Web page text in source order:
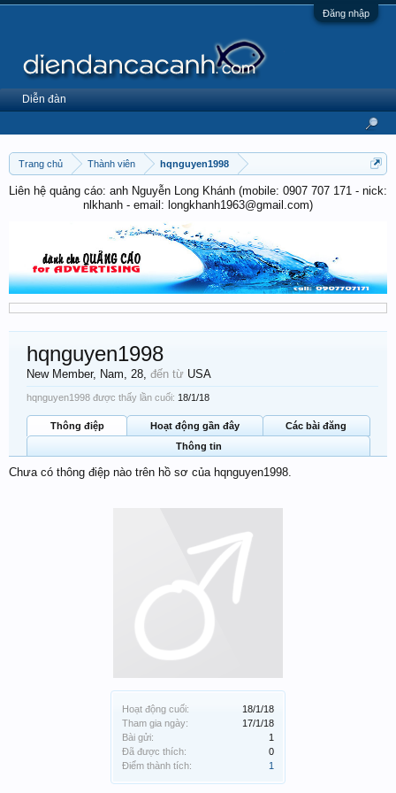
Đăng nhập
Trang chủ Thành viên hqnguyen1998
Liên hệ quảng cáo: anh Nguyễn Long Khánh (mobile: 0907 707 171 - nick:
nlkhanh - email: longkhanh1963@gmail.com)
Hoạt động cuối:
18/1/18
Tham gia ngày:
17/1/18
Bài gửi:
1
Đã được thích:
0
Điểm thành tích:
1
hqnguyen1998
New Member, Nam, 28, đến từ USA
hqnguyen1998 được thấy lần cuối: 18/1/18
Thông điệp Hoạt động gần đây
Các bài đăng
Thông tin
Chưa có thông điệp nào trên hồ sơ của hqnguyen1998.
Diễn đàn